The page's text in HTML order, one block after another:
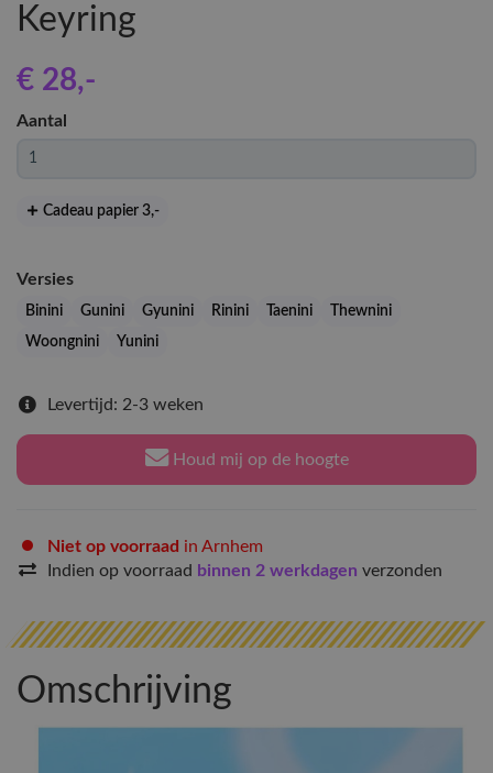
Keyring
€ 28,-
Aantal
Cadeau papier 3,-
Versies
Binini Gunini Gyunini Rinini Taenini
Thewnini
Woongnini
Yunini
Levertijd: 2-3 weken
Houd mij op de hoogte
Niet op voorraad in Arnhem
Indien op voorraad binnen 2 werkdagen verzonden
Omschrijving